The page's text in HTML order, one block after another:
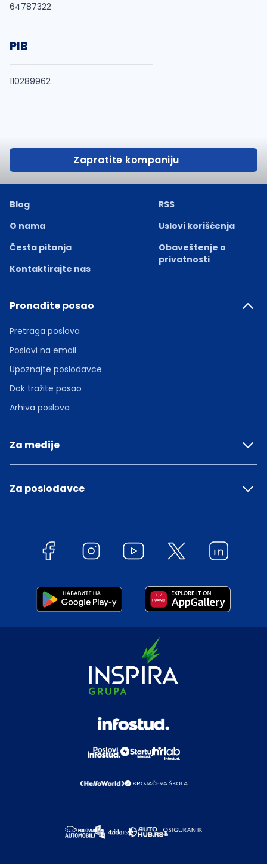
64787322
PIB
110289962
Zapratite kompaniju
Blog
O nama
Česta pitanja
Kontaktirajte nas
RSS
Uslovi korišćenja
Obaveštenje o
privatnosti
Pronađite posao
Pretraga poslova
Poslovi na email
Upoznajte poslodavce
Dok tražite posao
Arhiva poslova
Za medije
Za poslodavce